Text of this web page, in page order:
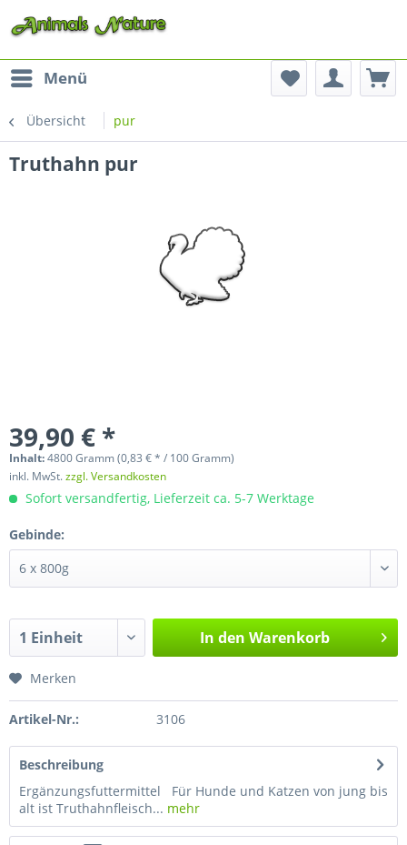
Menü
Übersicht pur
Truthahn pur
39,90 € *
Inhalt:4800 Gramm (0,83 € * / 100 Gramm)
inkl. MwSt.zzgl. Versandkosten
Sofort versandfertig, Lieferzeit ca. 5-7 Werktage
Gebinde:
In den Warenkorb
Merken
Artikel-Nr.: 3106
Beschreibung
Ergänzungsfuttermittel Für Hunde und Katzen von jung bis
alt ist Truthahnfleisch... mehr